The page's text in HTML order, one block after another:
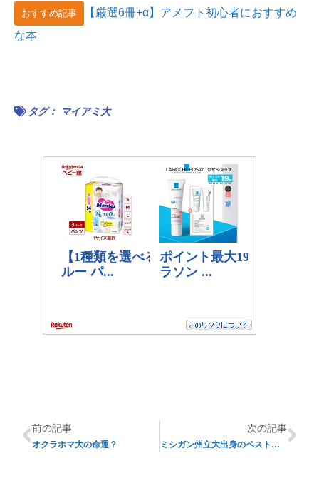
おすすめ記事
【厳選6冊+α】アメフト初心者におすすめ
な本
タグ： マイアミ大
前の記事
オクラホマ大の命運？
次の記事
ミシガン州立大出身のベストプレーヤーは？